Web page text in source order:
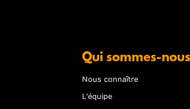
Qui sommes-
Nous connaître
L'équipe